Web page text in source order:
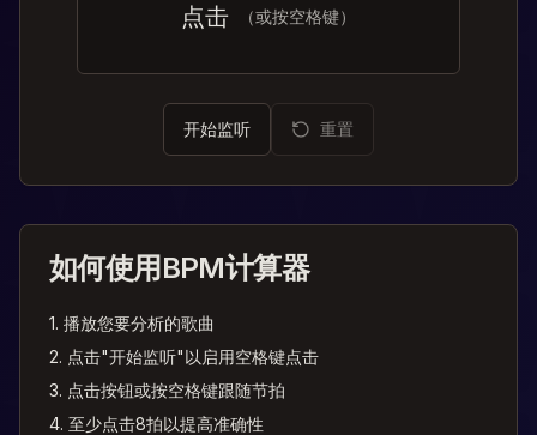
点击 （或按空格键）
开始监听 重置
如何使用BPM计算器
1. 播放您要分析的歌曲
2. 点击"开始监听"以启用空格键点击
3. 点击按钮或按空格键跟随节拍
4. 至少点击8拍以提高准确性